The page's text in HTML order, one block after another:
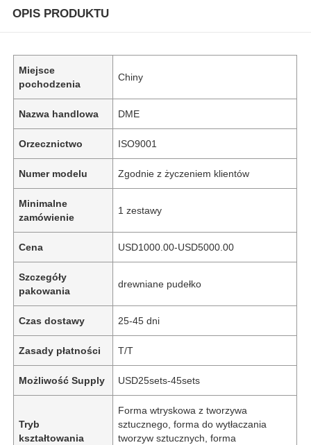
OPIS PRODUKTU
Miejsce
pochodzenia
Chiny
Nazwa handlowa DME
Orzecznictwo ISO9001
Numer modelu Zgodnie z życzeniem klientów
Minimalne
zamówienie
1 zestawy
Cena USD1000.00-USD5000.00
Szczegóły
pakowania
drewniane pudełko
Czas dostawy 25-45 dni
Zasady płatności T/T
Możliwość Supply USD25sets-45sets
Tryb
kształtowania
Forma wtryskowa z tworzywa
sztucznego, forma do wytłaczania
tworzyw sztucznych, forma